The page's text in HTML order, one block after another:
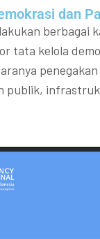
dan
berbagai
tata kelola
publik,